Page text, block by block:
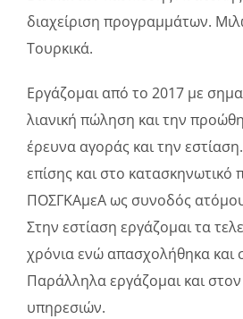
διαχείριση προγραμμάτων.
Τουρκικά.
Εργάζομαι από το 2017 με
λιανική πώληση και την
έρευνα αγοράς και την
επίσης και στο κατασκηνωτικό
ΠΟΣΓΚΑμεΑ ως συνοδός
Στην εστίαση εργάζομαι τα
χρόνια ενώ απασχολήθηκα και
Παράλληλα εργάζομαι και
υπηρεσιών.